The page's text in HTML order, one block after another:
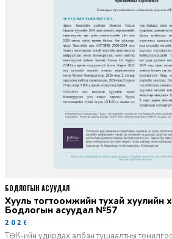
Хууль тогтоомжийн тухай хуулийн хэрэгжилт -
Бодлогын асуудал №57
2026-06-02
ТӨК-ийн удирдах албан тушаалтны
БОДЛОГЫН АСУУДАЛ